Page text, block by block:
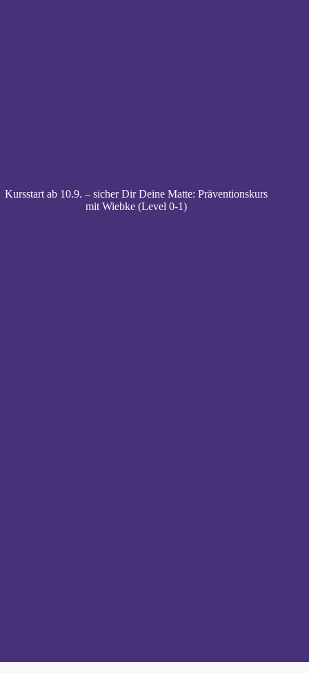
Kursstart ab 10.9. – sicher Dir Deine Matte: Präventionskurs
mit Wiebke (Level 0-1)